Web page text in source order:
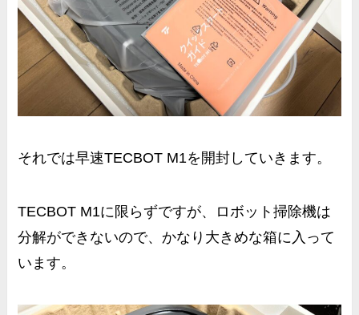
それでは早速TECBOT M1を開封していきます。
TECBOT M1に限らずですが、ロボット掃除機は
分解ができないので、かなり大きめな箱に入って
います。